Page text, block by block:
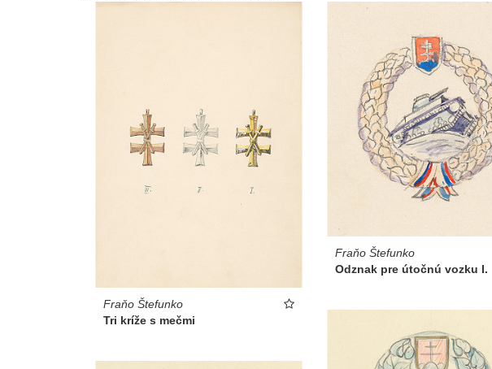
Fraňo Štefunko
Tri kríže s mečmi
Fraňo Štefunko
Odznak pre útočnú vozku I.